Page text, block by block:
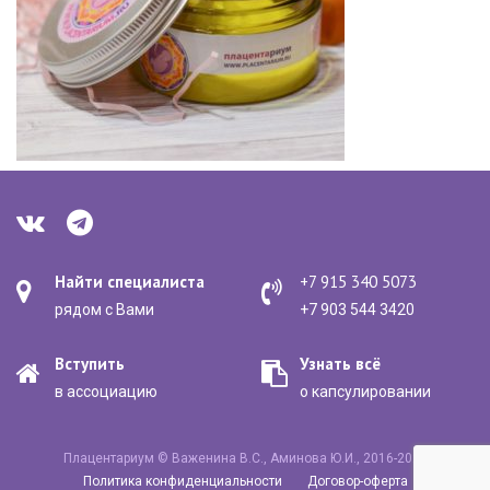
+7 915 340 5073
+7 903 544 3420
Найти специалиста
рядом с Вами
Узнать всё
о капсулировании
Вступить
в ассоциацию
Плацентариум © Важенина В.С., Аминова Ю.И., 2016-2020
Политика конфиденциальности
Договор-оферта